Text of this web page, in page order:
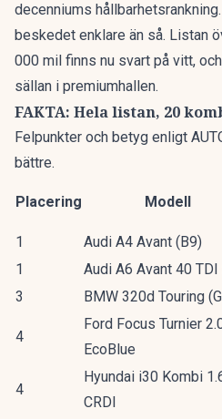
decenniums
beskedet enklare än så. Listan
000 mil finns nu svart på vitt,
sällan i premiumhallen.
FAKTA: Hela listan, 20
Felpunkter och betyg enligt
bättre.
Placering Modell
1
Audi A4 Avant (B9)
1
Audi A6 Avant 40 TDI
3
BMW 320d Touring
4
Ford Focus Turnier
EcoBlue
4
Hyundai i30 Kombi
CRDI